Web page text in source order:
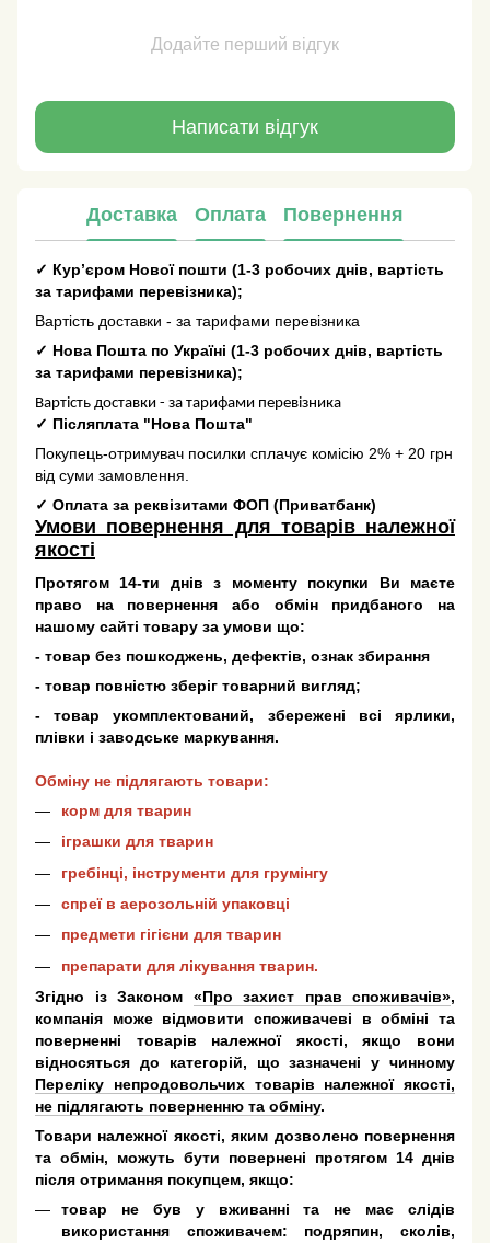
Додайте перший відгук
Написати відгук
Доставка Оплата Повернення
✓ Кур’єром Нової пошти (1-3 робочих днів, вартість
за тарифами перевізника);
Вартість доставки - за тарифами перевізника
✓ Нова Пошта по Україні (1-3 робочих днів, вартість
за тарифами перевізника);
Вартість доставки - за тарифами перевізника
✓ Післяплата "Нова Пошта"
Покупець-отримувач посилки сплачує комісію 2% + 20 грн
від суми замовлення.
✓ Оплата за реквізитами ФОП (Приватбанк)
Умови повернення для товарів належної
якості
Протягом 14-ти днів з моменту покупки Ви маєте
право на повернення або обмін придбаного на
нашому сайті товару за умови що:
- товар без пошкоджень, дефектів, ознак збирання
- товар повністю зберіг товарний вигляд;
- товар укомплектований, збережені всі ярлики,
плівки і заводське маркування.
Обміну не підлягають товари:
корм для тварин
іграшки для тварин
гребінці, інструменти для грумінгу
спреї в аерозольній упаковці
предмети гігієни для тварин
препарати для лікування тварин.
Згідно із Законом «Про захист прав споживачів»,
компанія може відмовити споживачеві в обміні та
поверненні товарів належної якості, якщо вони
відносяться до категорій, що зазначені у чинному
Переліку непродовольчих товарів належної якості,
не підлягають поверненню та обміну.
Товари належної якості, яким дозволено повернення
та обмін, можуть бути повернені протягом 14 днів
після отримання покупцем, якщо:
товар не був у вживанні та не має слідів
використання споживачем: подряпин, сколів,